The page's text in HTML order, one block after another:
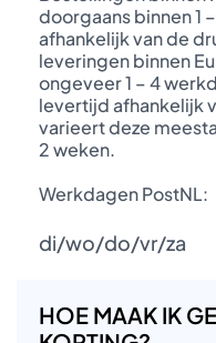
doorgaans binnen 1
afhankelijk van de
leveringen binnen
ongeveer 1 – 4
levertijd afhankelijk
varieert deze
2 weken.
Werkdagen PostNL:
di/wo/do/vr/za
HOE MAAK IK